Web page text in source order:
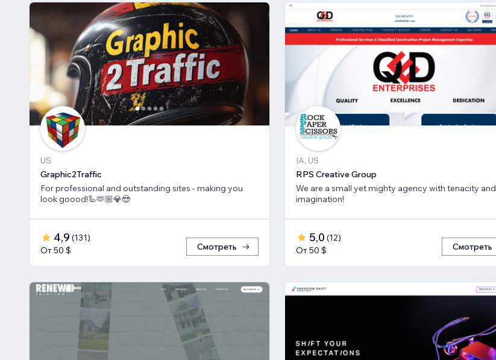
US
Graphic2Traffic
For professional and outstanding sites - making you
look goood!🦾🫶🏼💎😍
4,9 (131)
От 50 $
Смотреть
IA, US
RPS Creative Group
We are a small yet mighty agency with tenacity and
imagination!
5,0 (12)
От 50 $
Смотреть